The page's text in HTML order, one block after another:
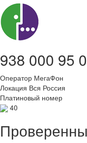
938 000 95
Оператор МегаФон
Локация Вся Россия
Платиновый номер
40